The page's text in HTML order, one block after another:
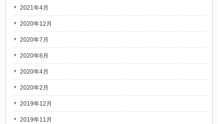
2021年4月
2020年12月
2020年7月
2020年6月
2020年4月
2020年2月
2019年12月
2019年11月